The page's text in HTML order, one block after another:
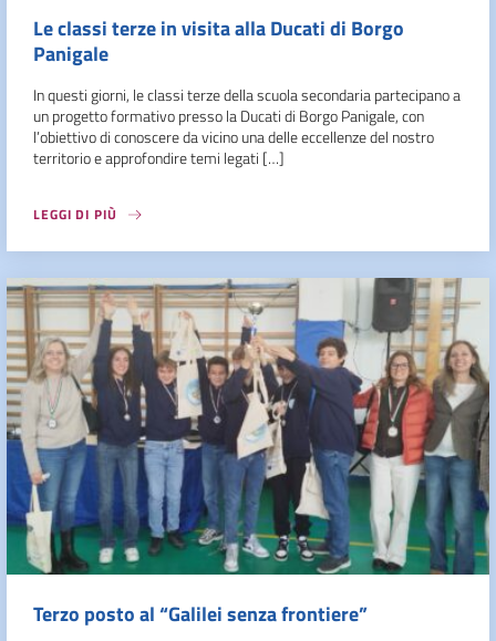
Le classi terze in visita alla Ducati di Borgo
Panigale
In questi giorni, le classi terze della scuola secondaria partecipano a
un progetto formativo presso la Ducati di Borgo Panigale, con
l’obiettivo di conoscere da vicino una delle eccellenze del nostro
territorio e approfondire temi legati […]
LEGGI DI PIÙ
Terzo posto al “Galilei senza frontiere”